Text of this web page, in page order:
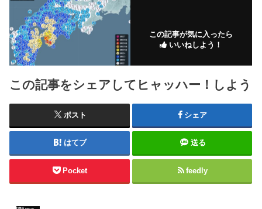
この記事が気に入ったら
いいねしよう！
この記事をシェアしてヒャッハー！しよう
ポスト シェア
はてブ 送る
Pocket feedly